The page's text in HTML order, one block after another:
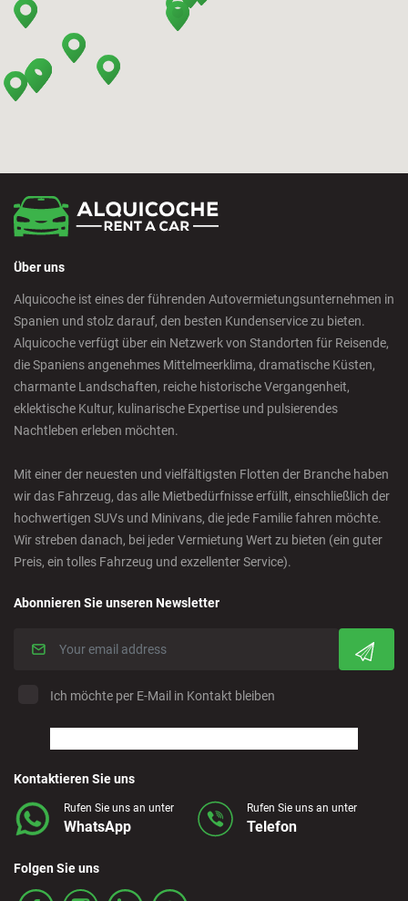
Bilbao - Barakaldo
Bilbao - Airport
Calpe - Downtown
Castelldefels - City
Castellon - Train Station
Castro Urdiales - City
Ciudad Real - Downtown
Cordoba - Downtown
Corralejo - Fuerteventura
Crevillente - City
Denia - Downtown/Port
Estepona - City
Fuerteventura - Airport
Granada - Downtown
Über uns
Alquicoche ist eines der führenden Autovermietungsunternehmen in
Spanien und stolz darauf, den besten Kundenservice zu bieten.
Alquicoche verfügt über ein Netzwerk von Standorten für Reisende,
die Spaniens angenehmes Mittelmeerklima, dramatische Küsten,
charmante Landschaften, reiche historische Vergangenheit,
eklektische Kultur, kulinarische Expertise und pulsierendes
Nachtleben erleben möchten.
Mit einer der neuesten und vielfältigsten Flotten der Branche haben
wir das Fahrzeug, das alle Mietbedürfnisse erfüllt, einschließlich der
hochwertigen SUVs und Minivans, die jede Familie fahren möchte.
Wir streben danach, bei jeder Vermietung Wert zu bieten (ein guter
Preis, ein tolles Fahrzeug und exzellenter Service).
Abonnieren Sie unseren Newsletter
Ich möchte per E-Mail in Kontakt bleiben
Kontaktieren Sie uns
Rufen Sie uns an unter
WhatsApp
Rufen Sie uns an unter
Telefon
Folgen Sie uns